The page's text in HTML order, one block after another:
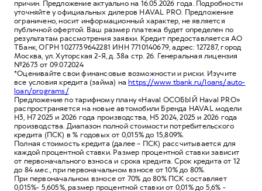
причин. Предложение актуально на 16.05.2026 года. Подробности
уточняйте у официальных дилеров HAVAL PRO. Предложение
ограничено, носит информационный характер, не является
публичной офертой. Ваш размер платежа будет определен по
результатам рассмотрения заявки. Кредит предоставляется АО
ТБанк, ОГРН 1027739642281 ИНН 7710140679, адрес: 127287, город
Москва, ул. Хуторская 2-Я, д. 38а стр. 26. Генеральная лицензия
№2673 от 09.07.2024
*Оценивайте свои финансовые возможности и риски. Изучите
все условия кредита (займа) наhttps://www.tbank.ru/loans/auto-
loan/programs/
Предложение по тарифному плану «Haval ОСОБЫЙ Haval PRO»
распространяется на новые автомобили Бренда HAVAL модели
Н3, Н7 2025 и 2026 года производства, Н5 2024, 2025 и 2026 года
производства. Диапазон полной стоимости потребительского
кредита (ПСК) в % годовых от 0,015% до 15,809%.
Полная стоимость кредита (далее – ПСК) рассчитывается для
каждой процентной ставки. Размер процентной ставки зависит
от первоначального взноса и срока кредита. Срок кредита от 12
до 84 мес., при первоначальном взносе от 10% до 80%.
При первоначальном взносе от 70% до 80% ПСК составляет
0,015%- 5,605%, размер процентной ставки от 0,01% до 5,6% -